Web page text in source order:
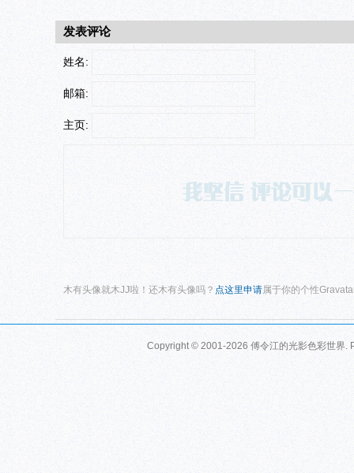
发表评论
姓名:
邮箱:
主页:
木有头像就木JJ啦！还木有头像吗？ 点这里申请属于你的个性
Copyright © 2001-2026 傅令江的光影色彩世界